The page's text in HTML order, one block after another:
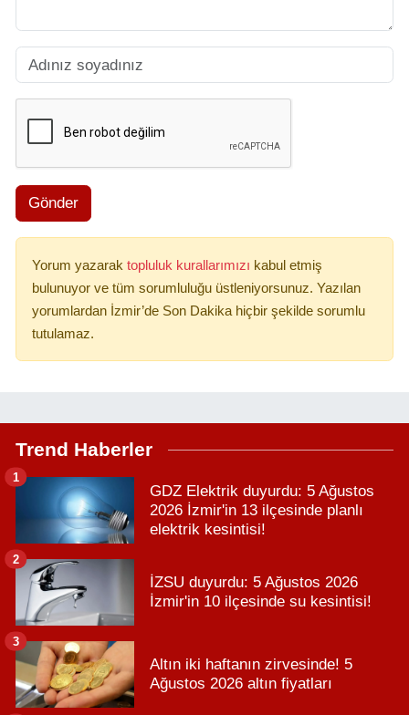
Gönder
Yorum yazarak topluluk kurallarımızı kabul etmiş
bulunuyor ve tüm sorumluluğu üstleniyorsunuz. Yazılan
yorumlardan İzmir’de Son Dakika hiçbir şekilde sorumlu
tutulamaz.
Trend Haberler
GDZ Elektrik duyurdu: 5 Ağustos
2026 İzmir'in 13 ilçesinde planlı
elektrik kesintisi!
1
İZSU duyurdu: 5 Ağustos 2026
İzmir'in 10 ilçesinde su kesintisi!
2
Altın iki haftanın zirvesinde! 5
Ağustos 2026 altın fiyatları
3